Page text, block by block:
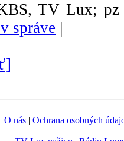
TV Lux; pz
správe |
O nás | Ochrana osobných